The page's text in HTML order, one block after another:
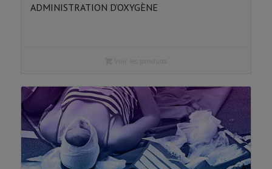
ADMINISTRATION D’OXYGÈNE